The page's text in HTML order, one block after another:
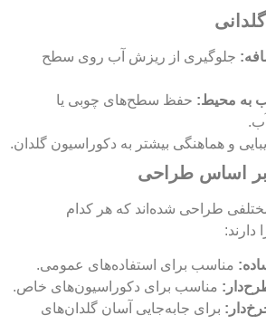
جلوگیری از ریزش آب روی سطح
به محیط: حفظ سطح‌های چوبی یا
و هماهنگی بیشتر به دکوراسیون گلدان.
بر اساس طراحی
مختلفی طراحی شده‌اند که هر کدام
مناسب برای استفاده‌های عمومی.
مناسب برای دکوراسیون‌های خاص.
برای جابه‌جایی آسان گلدان‌های